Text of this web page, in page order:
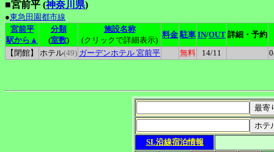
■宮前平 (神奈川県)
●東急田園都市線
宮前平
駅から▲
分類
(室数)
施設名称
(クリックで詳細表示)
料金 駐車 IN/OUT 詳細・予約
【閉館】
ホテル(49) ガーデンホテル 宮前平 無料 14/11
SL沿線宿泊情報